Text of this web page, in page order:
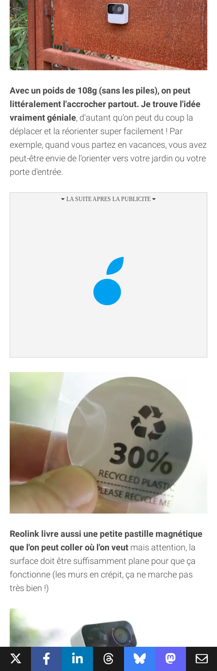
Avec un poids de 108g (sans les piles), on peut
littéralement l'accrocher partout. Je trouve l'idée
vraiment géniale, d'autant qu'on peut du coup la
déplacer et la réorienter super facilement ! Par
exemple, quand vous partez en vacances, vous avez
peut-être envie de l'orienter vers votre jardin ou votre
porte d'entrée.
Reolink livre aussi une petite pastille magnétique
que l'on peut coller où l'on veut mais attention, la
surface doit être suffisamment plane pour que ça
fonctionne (les murs en crépit, ça ne marche pas
très bien !)